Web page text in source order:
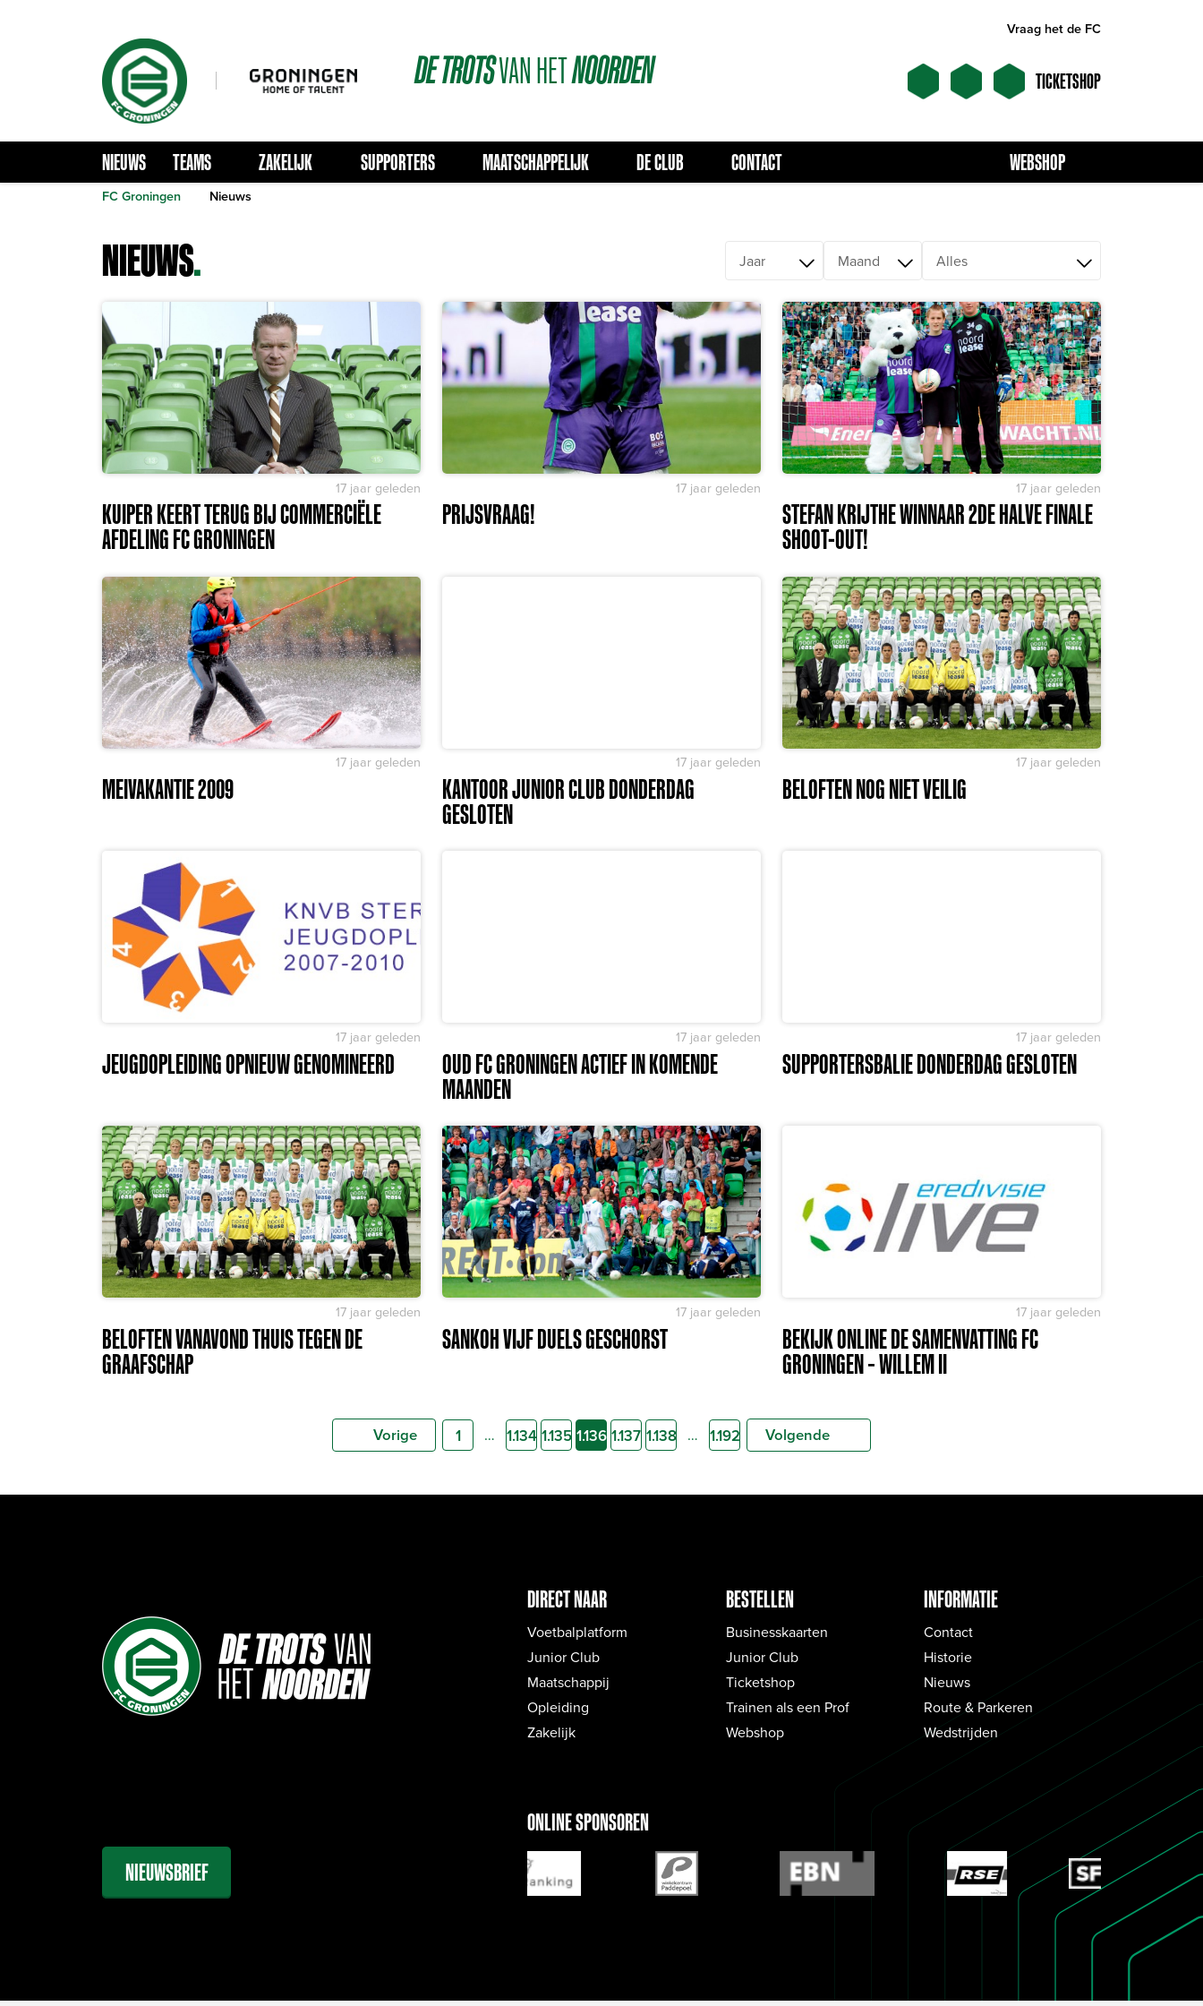
Vraag het de FC
DETROTSVANHETNOORDEN TICKETSHOP
NIEUWS TEAMS ZAKELIJK SUPPORTERS MAATSCHAPPELIJK DE CLUB CONTACT WEBSHOP
FC Groningen Nieuws
NIEUWS.
17 jaar geleden
KUIPER KEERT TERUG BIJ COMMERCIËLE
AFDELING FC GRONINGEN
17 jaar geleden
PRIJSVRAAG!
17 jaar geleden
STEFAN KRIJTHE WINNAAR 2DE HALVE FINALE
SHOOT-OUT!
17 jaar geleden
MEIVAKANTIE 2009
17 jaar geleden
KANTOOR JUNIOR CLUB DONDERDAG
GESLOTEN
17 jaar geleden
BELOFTEN NOG NIET VEILIG
17 jaar geleden
JEUGDOPLEIDING OPNIEUW GENOMINEERD
17 jaar geleden
OUD FC GRONINGEN ACTIEF IN KOMENDE
MAANDEN
17 jaar geleden
SUPPORTERSBALIE DONDERDAG GESLOTEN
17 jaar geleden
BELOFTEN VANAVOND THUIS TEGEN DE
GRAAFSCHAP
17 jaar geleden
SANKOH VIJF DUELS GESCHORST
17 jaar geleden
BEKIJK ONLINE DE SAMENVATTING FC
GRONINGEN – WILLEM II
Vorige 1 … 1.134 1.135 1.136 1.137 1.138 … 1.192 Volgende
DIRECT NAAR
Voetbalplatform
Junior Club
Maatschappij
Opleiding
Zakelijk
BESTELLEN
Businesskaarten
Junior Club
Ticketshop
Trainen als een Prof
Webshop
INFORMATIE
Contact
Historie
Nieuws
Route & Parkeren
Wedstrijden
NIEUWSBRIEF
ONLINE SPONSOREN